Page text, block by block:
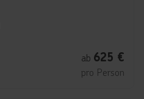
ab 625 €
pro Person